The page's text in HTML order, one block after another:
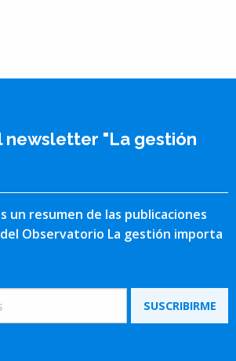
newsletter "La gestión
un resumen de las publicaciones
Observatorio La gestión importa